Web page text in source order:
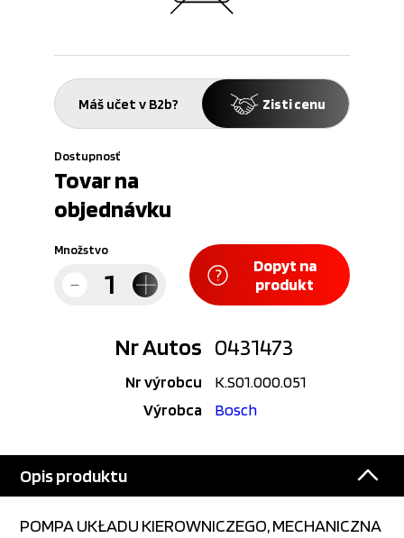
Máš učet v B2b? Zisti cenu
Dostupnosť
Tovar na
objednávku
Množstvo
Dopyt na
produkt
Nr Autos 0431473
Nr výrobcu
K.S01.000.051
Výrobca
Bosch
Opis produktu
POMPA UKŁADU KIEROWNICZEGO, MECHANICZNA